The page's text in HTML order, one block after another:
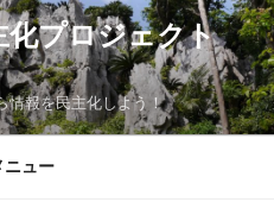
化プロジェクト
情報を民主化しよう！
ニュー